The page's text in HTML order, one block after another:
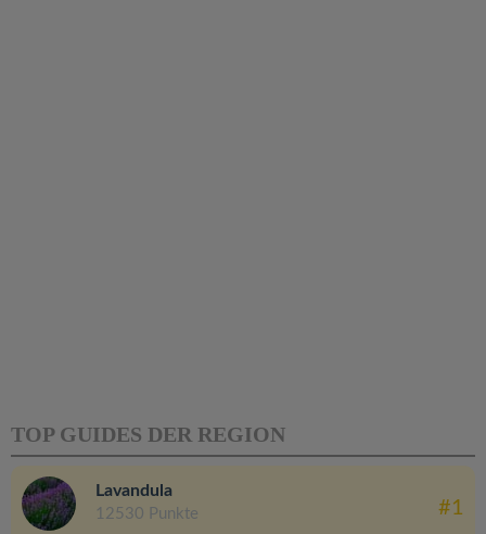
TOP GUIDES DER REGION
Lavandula
12530 Punkte #1